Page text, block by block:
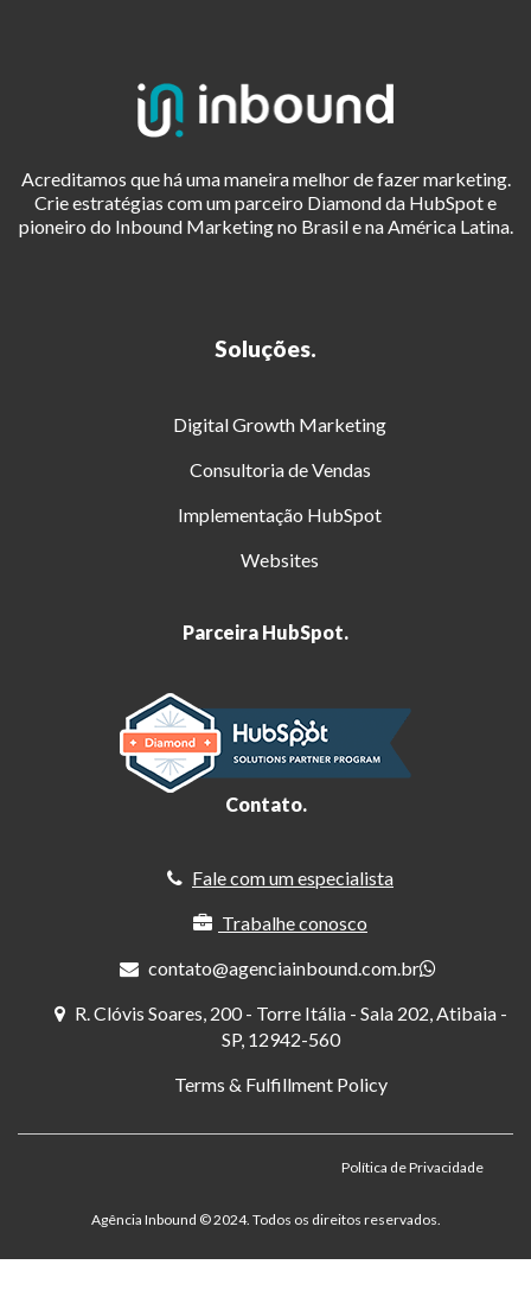
Acreditamos que há uma maneira melhor de fazer marketing.
Crie estratégias com um parceiro Diamond da HubSpot e
pioneiro do Inbound Marketing no Brasil e na América Latina.
Soluções.
Digital Growth Marketing
Consultoria de Vendas
Implementação HubSpot
Websites
Parceira HubSpot.
Contato.
Fale com um especialista
Trabalhe conosco
contato@agenciainbound.com.br
R. Clóvis Soares, 200 - Torre Itália - Sala 202, Atibaia -
SP, 12942-560
Terms & Fulfillment Policy
Agência Inbound ©️ 2024. Todos os direitos reservados.
Política de Privacidade